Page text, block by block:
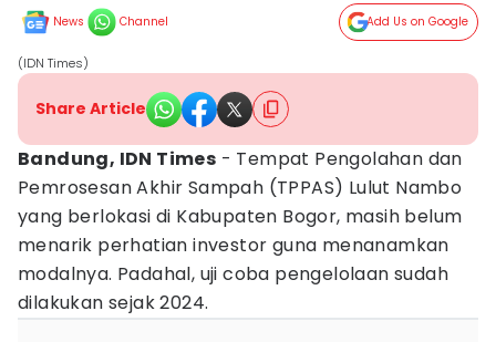
News Channel Add Us on Google
(IDN Times)
Share Article
Bandung, IDN Times - Tempat Pengolahan dan
Pemrosesan Akhir Sampah (TPPAS) Lulut Nambo
yang berlokasi di Kabupaten Bogor, masih belum
menarik perhatian investor guna menanamkan
modalnya. Padahal, uji coba pengelolaan sudah
dilakukan sejak 2024.